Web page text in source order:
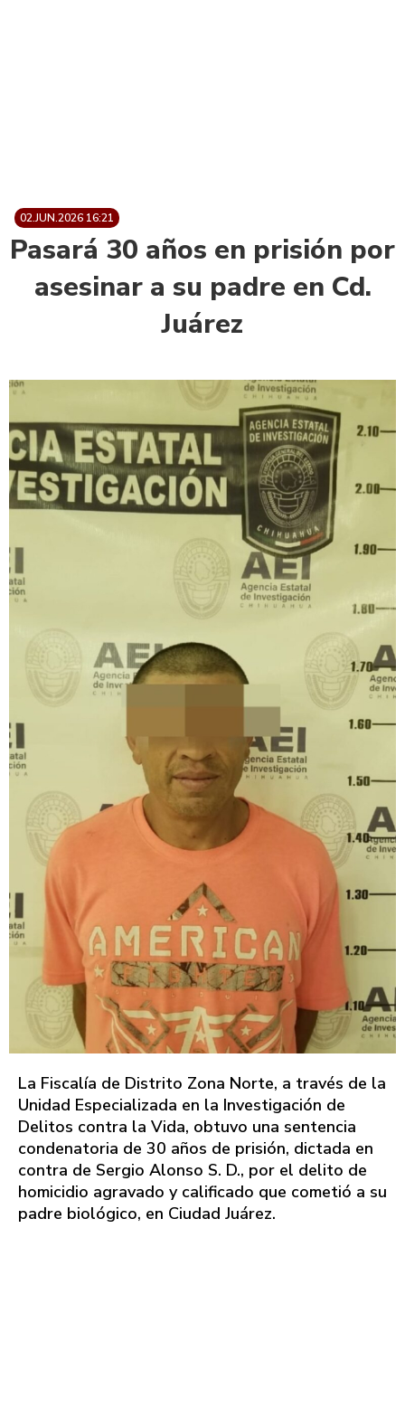
02.JUN.2026 16:21
Pasará 30 años en prisión por
asesinar a su padre en Cd.
Juárez
La Fiscalía de Distrito Zona Norte, a través de la
Unidad Especializada en la Investigación de
Delitos contra la Vida, obtuvo una sentencia
condenatoria de 30 años de prisión, dictada en
contra de Sergio Alonso S. D., por el delito de
homicidio agravado y calificado que cometió a su
padre biológico, en Ciudad Juárez.